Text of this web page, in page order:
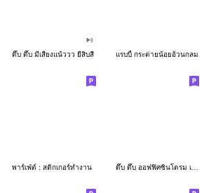
ดึ๊บ ดึ๊บ มีเสียงแน้ววว ยี่สิบสี่ แรบบี้ กระต่ายน้อยอ้วนกลม
พาร์เฟ่ต์ : สติกเกอร์ทำงาน ดึ๊บ ดึ๊บ ออฟฟิศซินโดรม เจ็ด